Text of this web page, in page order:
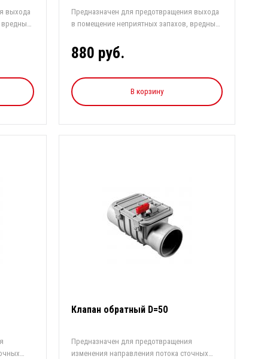
выхода
Предназначен для предотвращения выхода
в помещение неприятных запахов, вредных
880 руб.
В корзину
Клапан обратный D=50
Предназначен для предотвращения
изменения направления потока сточных